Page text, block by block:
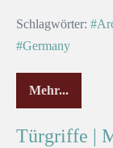
Schlagwörter:
#Germany
Mehr...
Türgriffe |